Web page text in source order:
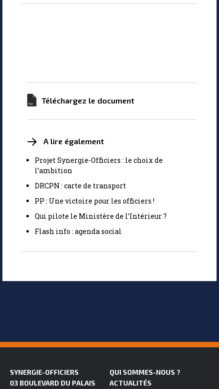
Téléchargez le document
A lire également
Projet Synergie-Officiers : le choix de
l’ambition
DRCPN : carte de transport
PP : Une victoire pour les officiers !
Qui pilote le Ministère de l’Intérieur ?
Flash info : agenda social
SYNERGIE-OFFICIERS
03 BOULEVARD DU PALAIS
QUI SOMMES-NOUS ?
ACTUALITÉS